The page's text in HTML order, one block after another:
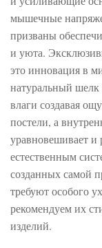
мышечные
призваны
и уюта.
это инновация в
натуральный
влаги создавая
постели, а
уравновешивает и
естественным
созданных самой
требуют особого
рекомендуем их
изделий.